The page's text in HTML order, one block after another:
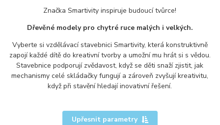
Značka Smartivity inspiruje budoucí tvůrce!
Dřevěné modely pro chytré ruce malých i velkých.
Vyberte si vzdělávací stavebnici Smartivity, která konstruktivně
zapojí každé dítě do kreativní tvorby a umožní mu hrát si s vědou.
Stavebnice podporují zvědavost, když se děti snaží zjistit, jak
mechanismy celé skládačky fungují a zároveň zvyšují kreativitu,
když při stavění hledají inovativní řešení.
Upřesnit parametry